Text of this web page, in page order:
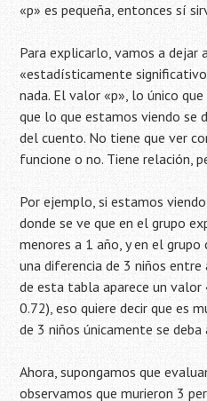
«p» es pequeña, entonces sí
Para explicarlo, vamos a dejar
«estadísticamente
nada. El valor «p», lo único
que lo que estamos viendo se
del cuento. No tiene que ver
funcione o no. Tiene relación,
Por ejemplo, si estamos
donde se ve que en el grupo
menores a 1 año, y en el
una diferencia de 3 niños entre
de esta tabla aparece un valor
0.72), eso quiere decir que es
de 3 niños únicamente se deba
Ahora, supongamos que
observamos que murieron 3